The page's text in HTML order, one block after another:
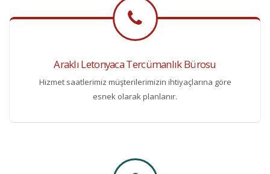
Araklı Letonyaca Tercümanlık Bürosu
Hizmet saatlerimiz müşterilerimizin ihtiyaçlarına göre
esnek olarak planlanır.